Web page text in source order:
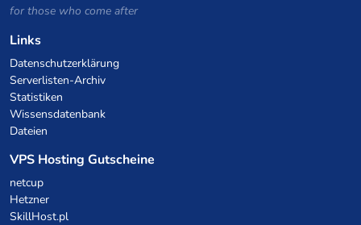
for those who come after
Links
Datenschutzerklärung
Serverlisten-Archiv
Statistiken
Wissensdatenbank
Dateien
VPS Hosting Gutscheine
netcup
Hetzner
SkillHost.pl